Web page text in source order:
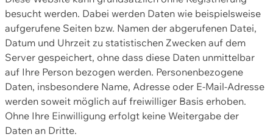
besucht werden. Dabei werden Daten wie beispielsweise
aufgerufene Seiten bzw. Namen der abgerufenen Datei,
Datum und Uhrzeit zu statistischen Zwecken auf dem
Server gespeichert, ohne dass diese Daten unmittelbar
auf Ihre Person bezogen werden. Personenbezogene
Daten, insbesondere Name, Adresse oder E-Mail-Adresse
werden soweit möglich auf freiwilliger Basis erhoben.
Ohne Ihre Einwilligung erfolgt keine Weitergabe der
Daten an Dritte.